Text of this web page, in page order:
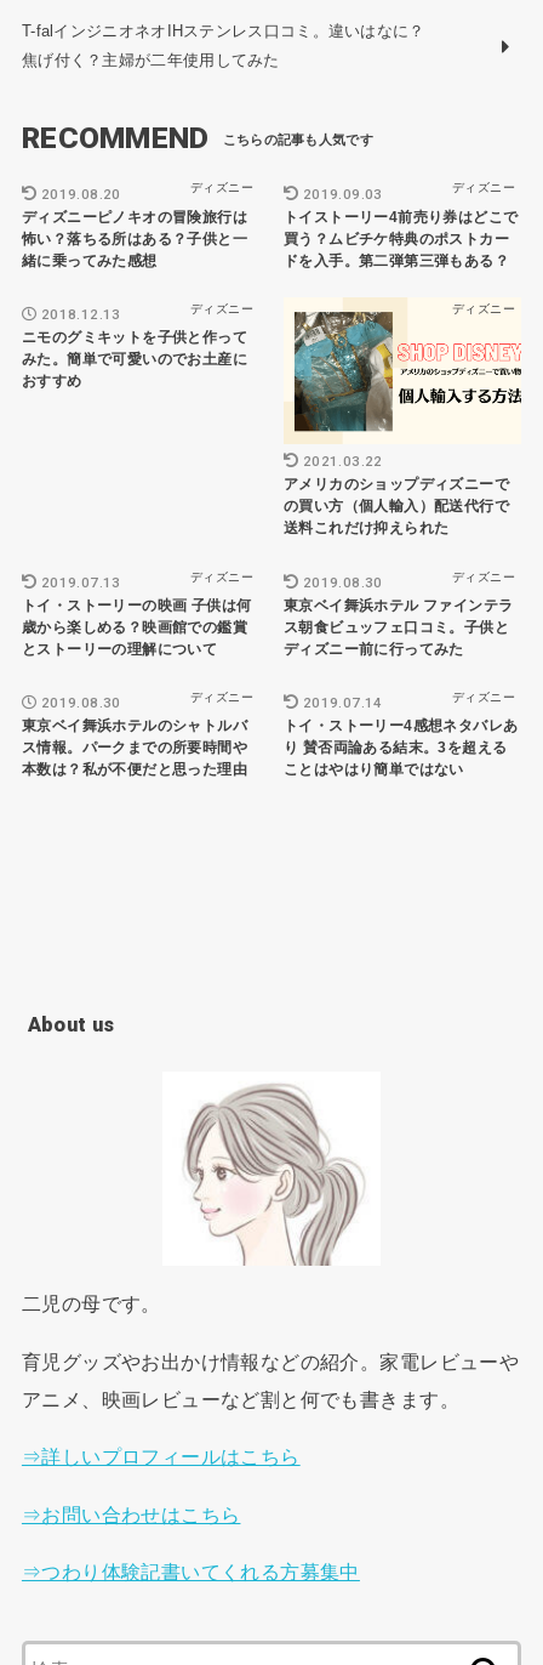
T-falインジニオネオIHステンレス口コミ。違いはなに？
焦げ付く？主婦が二年使用してみた
RECOMMEND
ディズニー
2019.08.20
ディズニーピノキオの冒険旅行は
怖い？落ちる所はある？子供と一
緒に乗ってみた感想
ディズニー
2019.09.03
トイストーリー4前売り券はどこで
買う？ムビチケ特典のポストカー
ドを入手。第二弾第三弾もある？
ディズニー
2018.12.13
ニモのグミキットを子供と作って
みた。簡単で可愛いのでお土産に
おすすめ
ディズニー
2021.03.22
アメリカのショップディズニーで
の買い方（個人輸入）配送代行で
送料これだけ抑えられた
ディズニー
2019.07.13
トイ・ストーリーの映画 子供は何
歳から楽しめる？映画館での鑑賞
とストーリーの理解について
ディズニー
2019.08.30
東京ベイ舞浜ホテル ファインテラ
ス朝食ビュッフェ口コミ。子供と
ディズニー前に行ってみた
ディズニー
2019.08.30
東京ベイ舞浜ホテルのシャトルバ
ス情報。パークまでの所要時間や
本数は？私が不便だと思った理由
ディズニー
2019.07.14
トイ・ストーリー4感想ネタバレあ
り 賛否両論ある結末。3を超える
ことはやはり簡単ではない
About us
二児の母です。
育児グッズやお出かけ情報などの紹介。家電レビューや
アニメ、映画レビューなど割と何でも書きます。
⇒詳しいプロフィールはこちら
⇒お問い合わせはこちら
⇒つわり体験記書いてくれる方募集中